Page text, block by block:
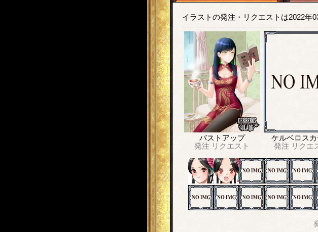
イラストの発注・リクエストは2022年
バストアップ
発注 リクエスト
ケルベロスカ
発注 リクエ